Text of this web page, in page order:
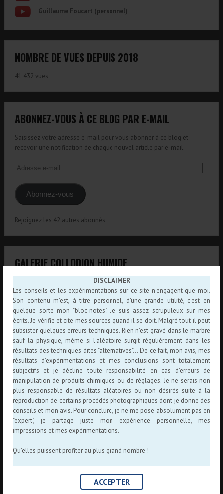
DISCLAIMER
Les conseils et les expérimentations sur ce site n'engagent que moi.
Son contenu m'est, à titre personnel, d'une grande utilité, c'est en
quelque sorte mon "bloc-notes". Je suis assez scrupuleux sur mes
écrits. Je vérifie et cite mes sources quand il se doit. Malgré tout il peut
subsister quelques erreurs techniques. Rien n'est gravé dans le marbre
sauf la physique, même si l'aléatoire surgit régulièrement dans les
résultats des techniques dites "alternatives"... De ce fait, mon avis, mes
résultats d’expérimentations et mes conclusions sont totalement
subjectifs et je décline toute responsabilité en cas d'erreurs de
manipulation de produits chimiques ou de réglages. Je ne serais non
plus responsable de résultats aléatoires ou non désirés suite à la
reproduction de certains procédés photographiques dont je donne des
conseils et mon avis. Pour conclure, je ne me pose absolument pas en
"expert", je partage juste mon expérience personnelle, mes
impressions et mes expérimentations.
Qu'elles puissent profiter au plus grand nombre !
ACCEPTER
Guillaume Foucart (personnel)
NOMBRE DE VUES DEPUIS 2018
41 432 vues
ABONNEZ-VOUS À CE BLOG PAR E-MAIL
Saisissez votre adresse e-mail pour vous abonner à ce blog et
recevoir une notification de chaque nouvel article par e-mail.
Adresse
mail
Abonnez-vous
Rejoignez les 42 autres abonnés
GALERIE COLLODION HUMIDE
ARTICLES AU HASARD
Collodion 24×30 au Berthiot 550mm
Objectifs
Source du Lez : à l’aise avec le Tamron 500mm
19 juin 2018 Macro,Objectifs